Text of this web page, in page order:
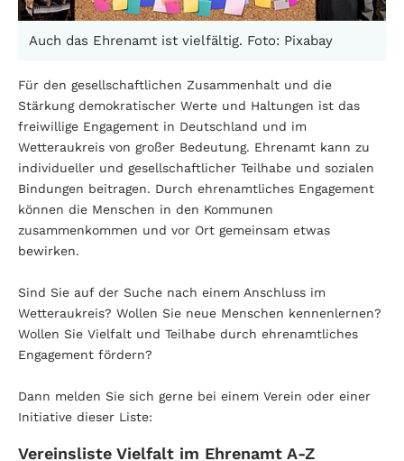
Auch das Ehrenamt ist vielfältig. Foto: Pixabay
Für den gesellschaftlichen Zusammenhalt und die
Stärkung demokratischer Werte und Haltungen ist das
freiwillige Engagement in Deutschland und im
Wetteraukreis von großer Bedeutung. Ehrenamt kann zu
individueller und gesellschaftlicher Teilhabe und sozialen
Bindungen beitragen. Durch ehrenamtliches Engagement
können die Menschen in den Kommunen
zusammenkommen und vor Ort gemeinsam etwas
bewirken.
Sind Sie auf der Suche nach einem Anschluss im
Wetteraukreis? Wollen Sie neue Menschen kennenlernen?
Wollen Sie Vielfalt und Teilhabe durch ehrenamtliches
Engagement fördern?
Dann melden Sie sich gerne bei einem Verein oder einer
Initiative dieser Liste:
Vereinsliste Vielfalt im Ehrenamt A-Z